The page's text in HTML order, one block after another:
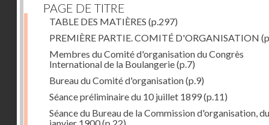
PAGE DE TITRE
TABLE DES MATIÈRES (p.297)
PREMIÈRE PARTIE. COMITÉ D'ORGANISATION
Membres du Comité d'organisation du Congrès
International de la Boulangerie(p.7)
Bureau du Comité d'organisation(p.9)
Séance préliminaire du 10 juillet 1899(p.11)
Séance du Bureau de la Commission d'organisation,
janvier 1900(p.22)